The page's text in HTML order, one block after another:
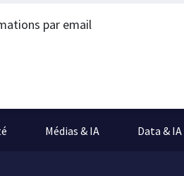
par email
Médias & IA Data & IA